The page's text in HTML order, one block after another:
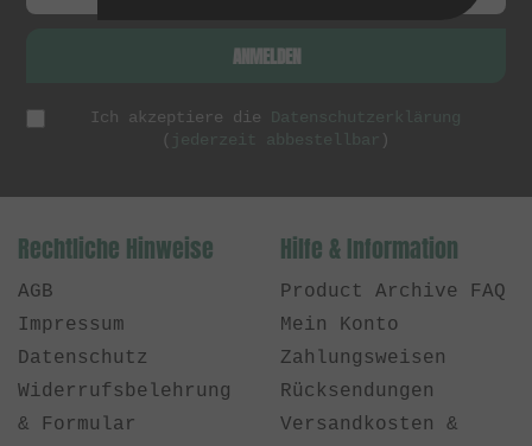
ANMELDEN
Ich akzeptiere die
Datenschutzerklärung
(
jederzeit abbestellbar )
Rechtliche Hinweise
AGB
Impressum
Datenschutz
Widerrufsbelehrung
& Formular
Hilfe & Information
Product Archive FAQ
Mein Konto
Zahlungsweisen
Rücksendungen
Versandkosten &